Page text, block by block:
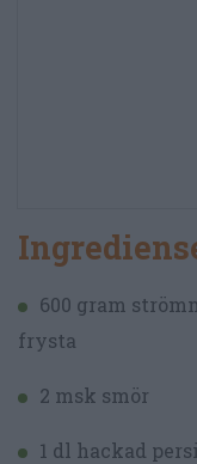
600 gram
frysta
2 msk smör
1 dl hackad